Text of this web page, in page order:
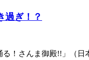
過ぎ！？
！さんま御殿!!」（